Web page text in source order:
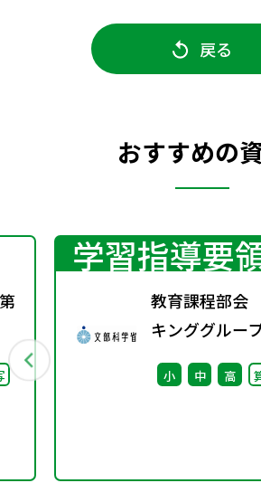
戻る
おすすめの
学習指導要
教育課程部会
キンググルー
回） 配付資
小 中 高